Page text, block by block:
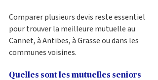
Comparer plusieurs devis reste essentiel
pour trouver la meilleure mutuelle au
Cannet, à Antibes, à Grasse ou dans les
communes voisines.
Quelles sont les mutuelles seniors